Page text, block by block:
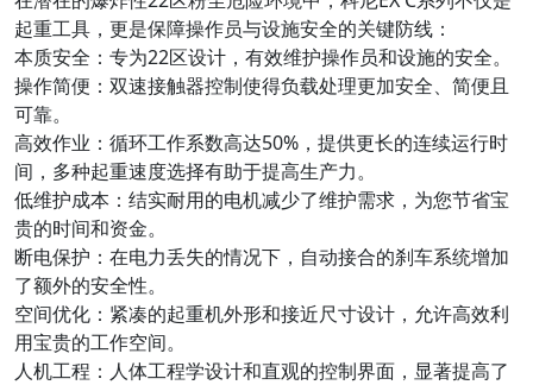
起重工具，更是保障操作员与设施安全的关键防线：
本质安全：专为22区设计，有效维护操作员和设施的安全。
操作简便：双速接触器控制使得负载处理更加安全、简便且
可靠。
高效作业：循环工作系数高达50%，提供更长的连续运行时
间，多种起重速度选择有助于提高生产力。
低维护成本：结实耐用的电机减少了维护需求，为您节省宝
贵的时间和资金。
断电保护：在电力丢失的情况下，自动接合的刹车系统增加
了额外的安全性。
空间优化：紧凑的起重机外形和接近尺寸设计，允许高效利
用宝贵的工作空间。
人机工程：人体工程学设计和直观的控制界面，显著提高了